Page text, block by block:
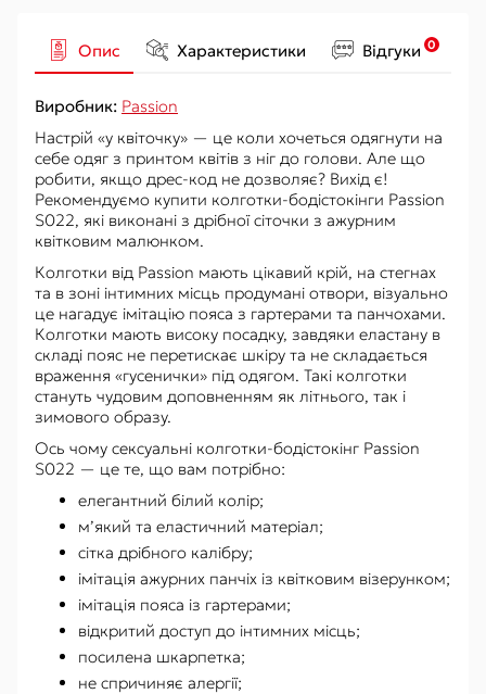
Опис Характеристики Відгуки 0
Виробник: Passion
Настрій «у квіточку» — це коли хочеться одягнути на
себе одяг з принтом квітів з ніг до голови. Але що
робити, якщо дрес-код не дозволяє? Вихід є!
Рекомендуємо купити колготки-бодістокінги Passion
S022, які виконані з дрібної сіточки з ажурним
квітковим малюнком.
Колготки від Passion мають цікавий крій, на стегнах
та в зоні інтимних місць продумані отвори, візуально
це нагадує імітацію пояса з гартерами та панчохами.
Колготки мають високу посадку, завдяки еластану в
складі пояс не перетискає шкіру та не складається
враження «гусенички» під одягом. Такі колготки
стануть чудовим доповненням як літнього, так і
зимового образу.
Ось чому сексуальні колготки-бодістокінг Passion
S022 — це те, що вам потрібно:
елегантний білий колір;
м’який та еластичний матеріал;
сітка дрібного калібру;
імітація ажурних панчіх із квітковим візерунком;
імітація пояса із гартерами;
відкритий доступ до інтимних місць;
посилена шкарпетка;
не спричиняє алергії;